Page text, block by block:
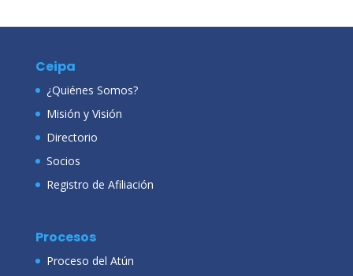
Ceipa
¿Quiénes Somos?
Misión y Visión
Directorio
Socios
Registro de Afiliación
Procesos
Proceso del Atún